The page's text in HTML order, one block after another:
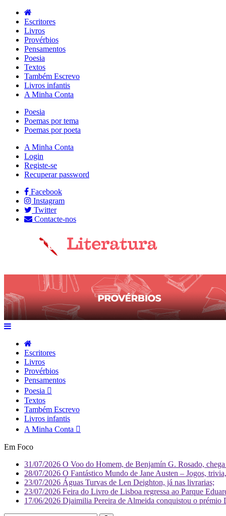
Escritores
Livros
Provérbios
Pensamentos
Poesia
Textos
Também Escrevo
Livros infantis
A Minha Conta
Poesia
Poemas por tema
Poemas por poeta
A Minha Conta
Login
Registe-se
Recuperar password
Facebook
Instagram
Twitter
Contacte-nos
Escritores
Livros
Provérbios
Pensamentos
Poesia
Textos
Também Escrevo
Livros infantis
A Minha Conta
Em Foco
31/07/2026 O Voo do Homem, de Benjamín G. Rosado,
28/07/2026 O Fantástico Mundo de Jane Austen – Jogos,
23/07/2026 Águas Turvas de Len Deighton, já nas livrarias;
23/07/2026 Feira do Livro de Lisboa regressa ao Parque
17/06/2026 Djaimilia Pereira de Almeida conquistou o